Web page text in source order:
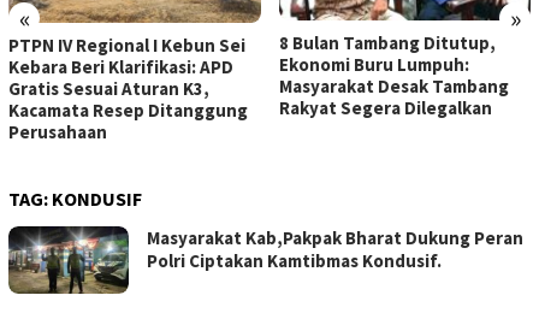
« »
PTPN IV Regional I Kebun Sei
Kebara Beri Klarifikasi: APD
Gratis Sesuai Aturan K3,
Kacamata Resep Ditanggung
Perusahaan
8 Bulan Tambang Ditutup,
Ekonomi Buru Lumpuh:
Masyarakat Desak Tambang
Rakyat Segera Dilegalkan
TAG: KONDUSIF
Masyarakat Kab,Pakpak Bharat Dukung Peran
Polri Ciptakan Kamtibmas Kondusif.